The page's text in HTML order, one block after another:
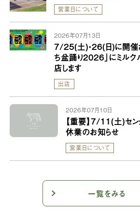
営業日について
2026年07月13日
7/25(土)・26(日)に開催
ち盆踊り2026」にミルク
店します
出店
2026年07月10日
【重要】7/11(土)セ
休業のお知らせ
営業日について
一覧をみる